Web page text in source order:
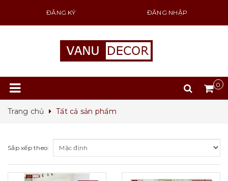
ĐĂNG KÝ ĐĂNG NHẬP
0
Trang chủ Tất cả sản phẩm
Sắp xếp theo: